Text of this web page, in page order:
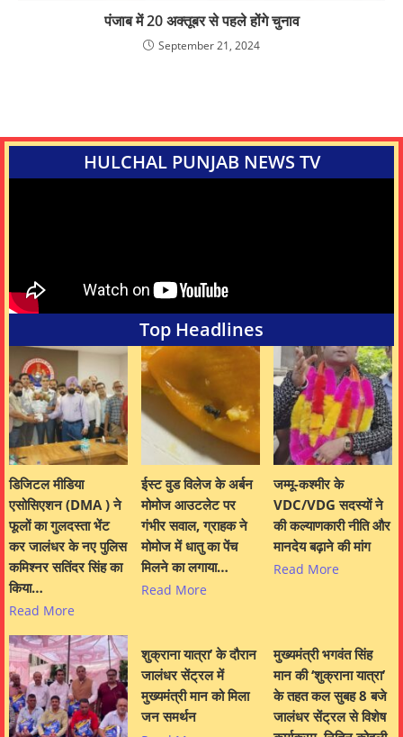
पंजाब में 20 अक्तूबर से पहले होंगे चुनाव
September 21, 2024
HULCHAL PUNJAB NEWS TV
Top Headlines
डिजिटल मीडिया
एसोसिएशन (DMA ) ने
फूलों का गुलदस्ता भेंट
कर जालंधर के नए पुलिस
कमिश्नर सतिंदर सिंह का
किया…
Read More
ईस्ट वुड विलेज के अर्बन
मोमोज आउटलेट पर
गंभीर सवाल, ग्राहक ने
मोमोज में धातु का पेंच
मिलने का लगाया…
Read More
जम्मू-कश्मीर के
VDC/VDG सदस्यों ने
की कल्याणकारी नीति और
मानदेय बढ़ाने की मांग
Read More
शुक्राना यात्रा’ के दौरान
जालंधर सेंट्रल में
मुख्यमंत्री मान को मिला
जन समर्थन
मुख्यमंत्री भगवंत सिंह
मान की ‘शुक्राना यात्रा’
के तहत कल सुबह 8 बजे
जालंधर सेंट्रल से विशेष